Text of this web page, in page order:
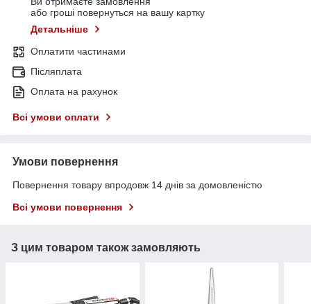
або гроші повернуться на вашу картку
Детальніше
Оплатити частинами
Післяплата
Оплата на рахунок
Всі умови оплати
Умови повернення
Повернення товару впродовж 14 днів за домовленістю
Всі умови повернення
З цим товаром також замовляють